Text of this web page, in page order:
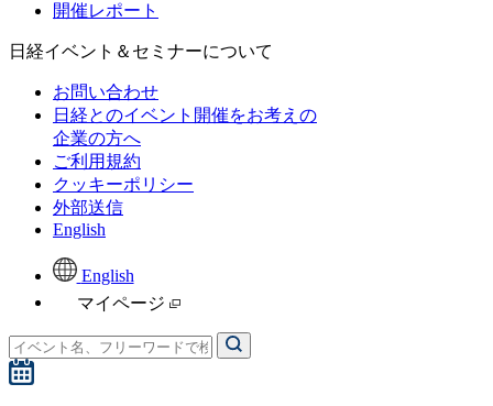
開催レポート
日経イベント＆セミナーについて
お問い合わせ
日経とのイベント開催をお考えの
企業の方へ
ご利用規約
クッキーポリシー
外部送信
English
English
マイページ